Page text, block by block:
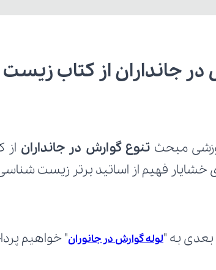
در جانداران از کتاب
مبحث تنوع گوارش در جانداران
خشایار فهیم از اساتید برتر زیست
بعدی به "لوله گوارش در جانوران" خواهیم